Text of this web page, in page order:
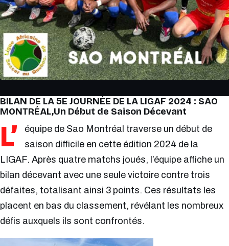
BILAN DE LA 5E JOURNÉE DE LA LIGAF 2024 : SAO
MONTRÉAL,Un Début de Saison Décevant
L’
équipe de Sao Montréal traverse un début de
saison difficile en cette édition 2024 de la
LIGAF. Après quatre matchs joués, l’équipe affiche un
bilan décevant avec une seule victoire contre trois
défaites, totalisant ainsi 3 points. Ces résultats les
placent en bas du classement, révélant les nombreux
défis auxquels ils sont confrontés.